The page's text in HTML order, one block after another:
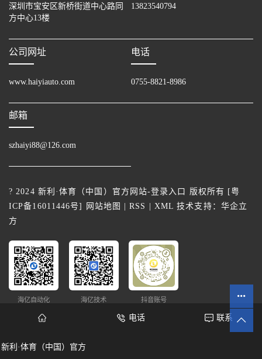
深圳市宝安区新桥街道中心路同
方中心13楼
13823540794
公司网址
www.haiyiauto.com
电话
0755-8821-8986
邮箱
szhaiyi88@126.com
? 2024 新利·体育（中国）官方网站-登录入口 版权所有 [粤
ICP备16011446号] 网站地图 |RSS XML 技术支持： 华企立
方
海亿自动化 海亿技术 抖音账号
新利·体育（中国）官方
电话 联系